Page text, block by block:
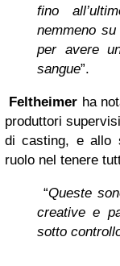
fino
nemmeno
per avere
sangue”.
Feltheimer ha
produttori
di casting, e allo
ruolo nel tenere
“Queste
creative e
sotto